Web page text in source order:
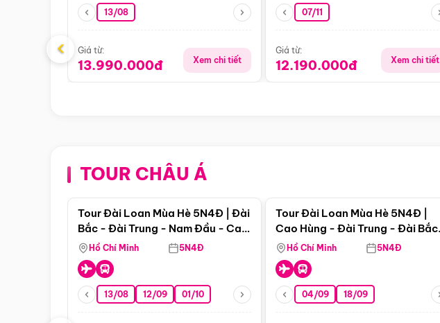
13/08
Giá từ:
13.990.000đ Xem chi tiết
07/11
Giá từ:
12.190.000đ Xem chi tiết
‹
TOUR CHÂU ÁĐiểm nổi bật
Tour Đài Loan Mùa Hè 5N4Đ | Đài
Bắc - Đài Trung - Nam Đầu - Cao
Hùng ( Bay Vn)
Hồ Chí Minh 5N4Đ
13/08 12/09 01/10
Tour Đài Loan Mùa Hè 5N4Đ |
Cao Hùng - Đài Trung - Đài Bắc
(Bay Vj)
Hồ Chí Minh 5N4Đ
04/09 18/09